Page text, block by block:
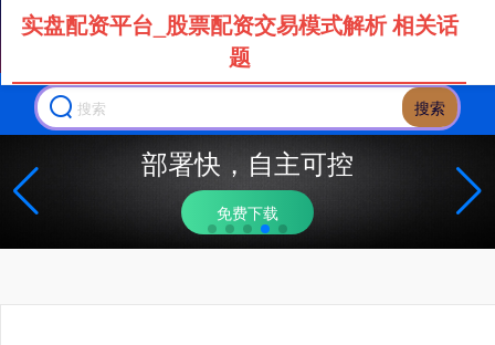
搜索
部署快，自主可控
免费下载
实盘配资平台_股票配资交易模式解析 相关话
题